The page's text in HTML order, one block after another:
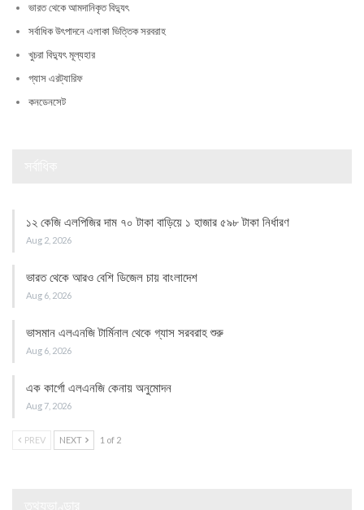
ভারত থেকে আমদানিকৃত বিদ্যুৎ
সর্বাধিক উৎপাদনে এলাকা ভিত্তিক সরবরাহ
খুচরা বিদ্যুৎ মূল্যহার
গ্যাস এরট্যারিফ
কনডেনসেট
১২ কেজি এলপিজির দাম ৭০ টাকা বাড়িয়ে ১ হাজার ৫৯৮ টাকা নির্ধারণ
Aug 2, 2026
ভারত থেকে আরও বেশি ডিজেল চায় বাংলাদেশ
Aug 6, 2026
ভাসমান এলএনজি টার্মিনাল থেকে গ্যাস সরবরাহ শুরু
Aug 6, 2026
এক কার্গো এলএনজি কেনায় অনুমোদন
Aug 7, 2026
PREV NEXT 1 of 2